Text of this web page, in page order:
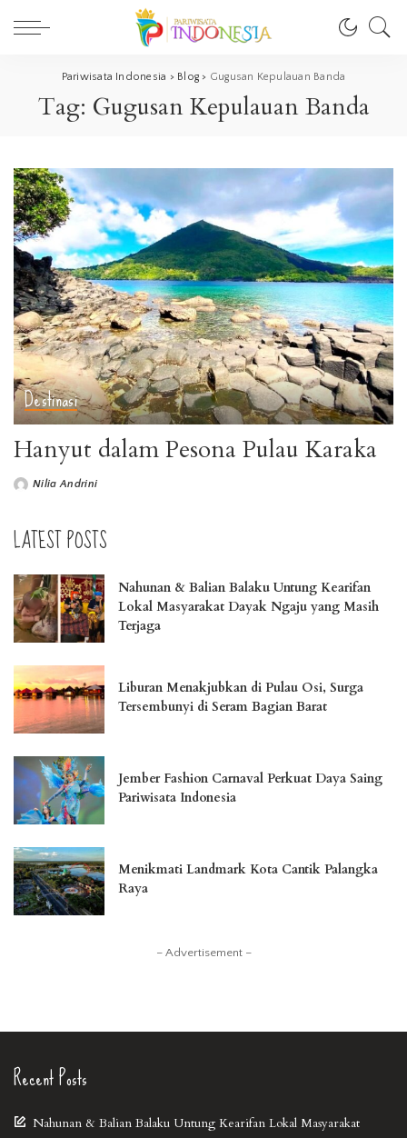
Pariwisata Indonesia > Blog > Gugusan Kepulauan Banda
Tag: Gugusan Kepulauan Banda
Destinasi
Hanyut dalam Pesona Pulau Karaka
Nilia Andrini
LATEST POSTS
Nahunan & Balian Balaku Untung Kearifan
Lokal Masyarakat Dayak Ngaju yang Masih
Terjaga
Liburan Menakjubkan di Pulau Osi, Surga
Tersembunyi di Seram Bagian Barat
Jember Fashion Carnaval Perkuat Daya Saing
Pariwisata Indonesia
Menikmati Landmark Kota Cantik Palangka
Raya
– Advertisement –
Recent Posts
Nahunan & Balian Balaku Untung Kearifan Lokal Masyarakat